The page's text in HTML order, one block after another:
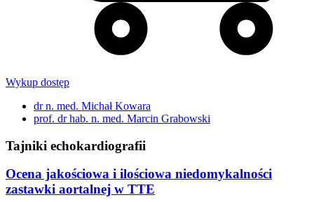
Wykup dostęp
dr n. med. Michał Kowara
prof. dr hab. n. med. Marcin Grabowski
Tajniki echokardiografii
Ocena jakościowa i ilościowa niedomykalności
zastawki aortalnej w TTE